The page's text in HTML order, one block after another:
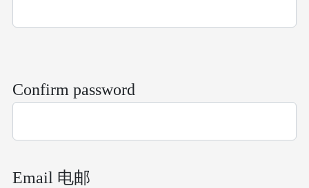
Confirm password
Email 电邮